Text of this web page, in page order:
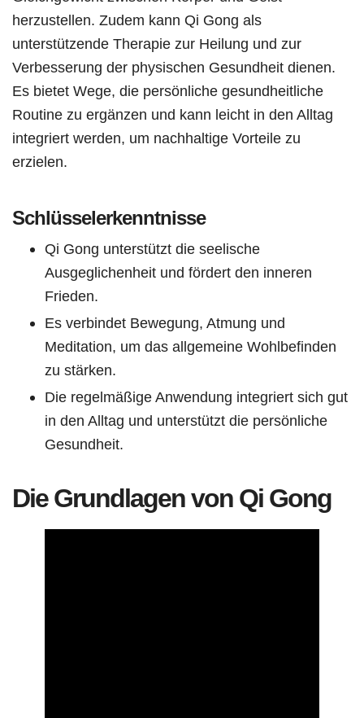
herzustellen. Zudem kann Qi Gong als
unterstützende Therapie zur Heilung und zur
Verbesserung der physischen Gesundheit dienen.
Es bietet Wege, die persönliche gesundheitliche
Routine zu ergänzen und kann leicht in den Alltag
integriert werden, um nachhaltige Vorteile zu
erzielen.
Schlüsselerkenntnisse
Qi Gong unterstützt die seelische
Ausgeglichenheit und fördert den inneren
Frieden.
Es verbindet Bewegung, Atmung und
Meditation, um das allgemeine Wohlbefinden
zu stärken.
Die regelmäßige Anwendung integriert sich gut
in den Alltag und unterstützt die persönliche
Gesundheit.
Die Grundlagen von Qi Gong